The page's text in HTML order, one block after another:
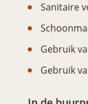
Sanitaire
Gebruik
Gebruik